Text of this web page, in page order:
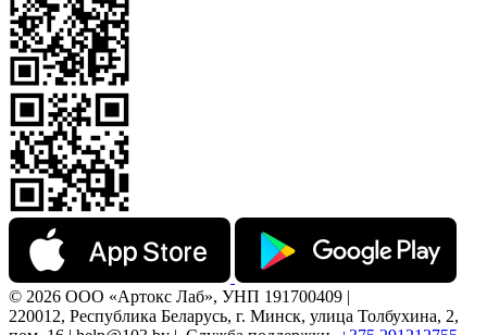
© 2026 ООО «Артокс Лаб», УНП 191700409 |
220012, Республика Беларусь, г. Минск, улица Толбухина, 2,